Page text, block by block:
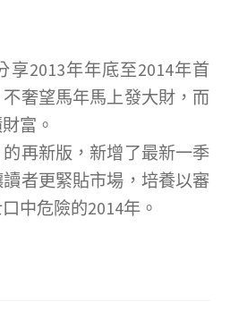
享2013年年底至2014年首
奢望馬年馬上發大財，而
富。
再新版，新增了最新一季
者更緊貼市場，培養以審
中危險的2014年。